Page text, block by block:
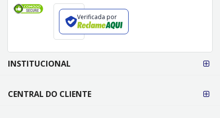
Verificada por
FORMAS DE
PAGAMENTO
INSTITUCIONAL
CENTRAL DO CLIENTE